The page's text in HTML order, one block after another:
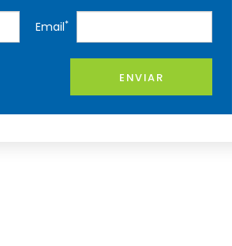
Email*
ENVIAR